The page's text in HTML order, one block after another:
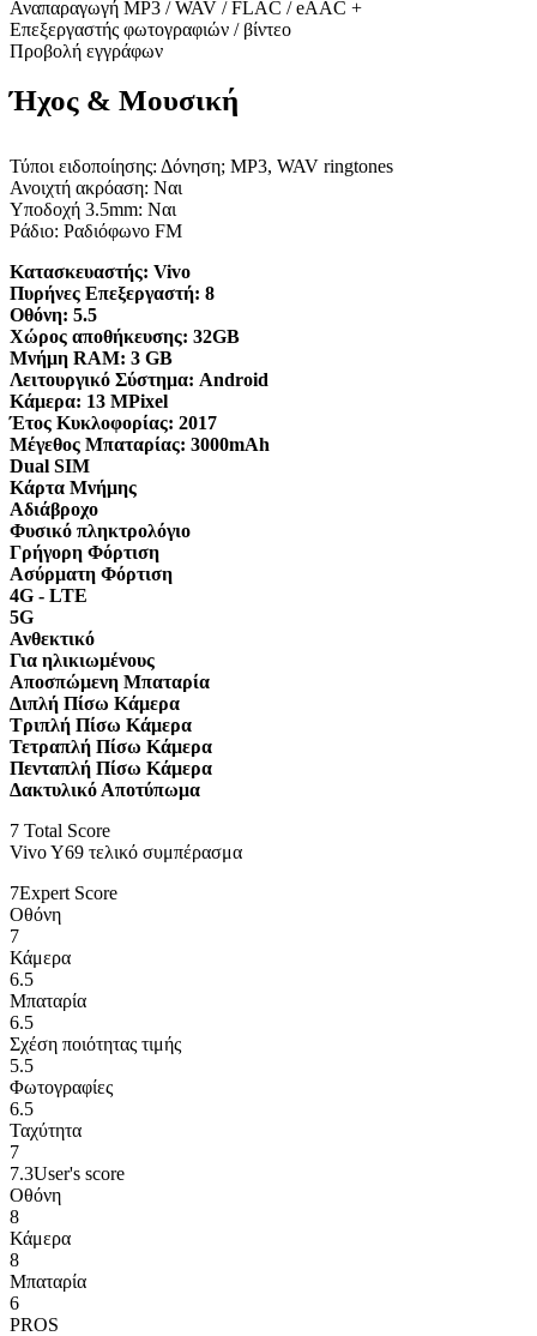
Αναπαραγωγή MP3 / WAV / FLAC / eAAC +
Επεξεργαστής φωτογραφιών / βίντεο
Προβολή εγγράφων
Ήχος & Μουσική
Τύποι ειδοποίησης: Δόνηση; MP3, WAV ringtones
Ανοιχτή ακρόαση: Ναι
Υποδοχή 3.5mm: Ναι
Ράδιο: Ραδιόφωνο FM
Κατασκευαστής: Vivo
Πυρήνες Επεξεργαστή: 8
Οθόνη: 5.5
Χώρος αποθήκευσης: 32GB
Μνήμη RAM: 3 GB
Λειτουργικό Σύστημα: Android
Κάμερα: 13 MPixel
Έτος Κυκλοφορίας: 2017
Μέγεθος Μπαταρίας: 3000mAh
Dual SIM
Κάρτα Μνήμης
Αδιάβροχο
Φυσικό πληκτρολόγιο
Γρήγορη Φόρτιση
Ασύρματη Φόρτιση
4G - LTE
5G
Ανθεκτικό
Για ηλικιωμένους
Αποσπώμενη Μπαταρία
Διπλή Πίσω Κάμερα
Τριπλή Πίσω Κάμερα
Τετραπλή Πίσω Κάμερα
Πενταπλή Πίσω Κάμερα
Δακτυλικό Αποτύπωμα
7 Total Score
Vivo Y69 τελικό συμπέρασμα
7Expert Score
Οθόνη
7
Κάμερα
6.5
Μπαταρία
6.5
Σχέση ποιότητας τιμής
5.5
Φωτογραφίες
6.5
Ταχύτητα
7
7.3User's score
Οθόνη
8
Κάμερα
8
Μπαταρία
6
PROS